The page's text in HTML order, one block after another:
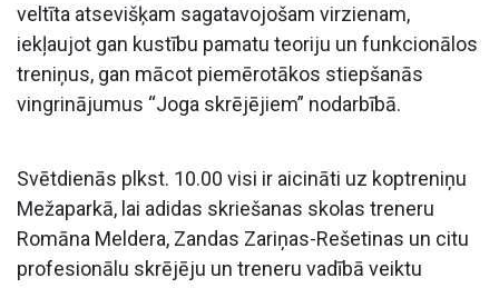
veltīta atsevišķam sagatavojošam virzienam,
iekļaujot gan kustību pamatu teoriju un funkcionālos
treniņus, gan mācot piemērotākos stiepšanās
vingrinājumus “Joga skrējējiem” nodarbībā.
Svētdienās plkst. 10.00 visi ir aicināti uz koptreniņu
Mežaparkā, lai adidas skriešanas skolas treneru
Romāna Meldera, Zandas Zariņas-Rešetinas un citu
profesionālu skrējēju un treneru vadībā veiktu